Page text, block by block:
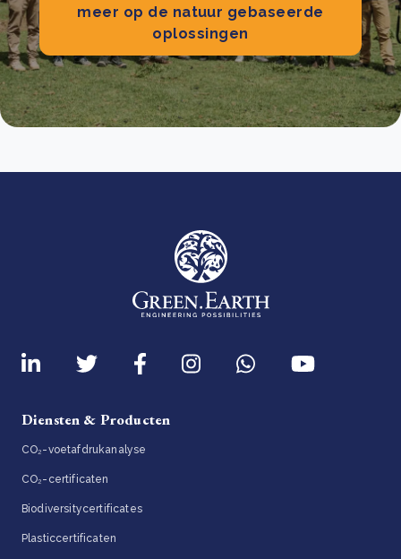
meer op de natuur gebaseerde
oplossingen
Diensten & Producten
CO₂-voetafdrukanalyse
CO₂-certificaten
Biodiversitycertificates
Plasticcertificaten